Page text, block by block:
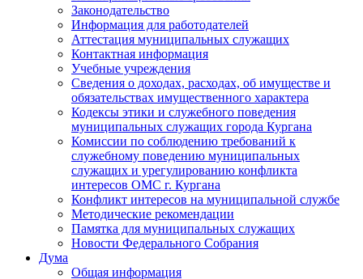
Законодательство
Информация для работодателей
Аттестация муниципальных служащих
Контактная информация
Учебные учреждения
Сведения о доходах, расходах, об имуществе и
обязательствах имущественного характера
Кодексы этики и служебного поведения
муниципальных служащих города Кургана
Комиссии по соблюдению требований к
служебному поведению муниципальных
служащих и урегулированию конфликта
интересов ОМС г. Кургана
Конфликт интересов на муниципальной службе
Методические рекомендации
Памятка для муниципальных служащих
Новости Федерального Cобрания
Дума
Общая информация